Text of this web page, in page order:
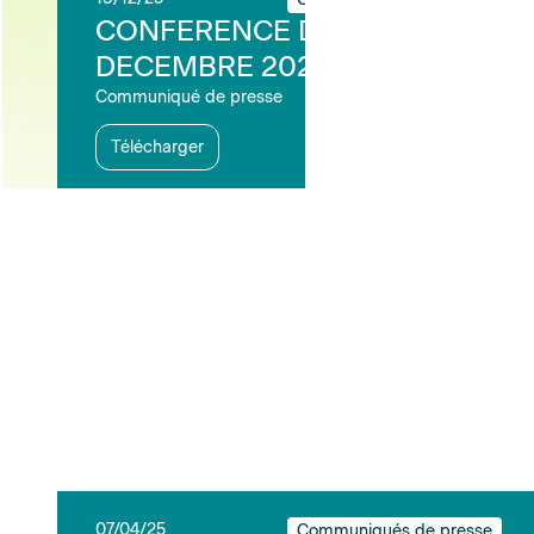
CONFERENCE DE PRESSE 11
DECEMBRE 2025
Communiqué de presse
Télécharger
07/04/25